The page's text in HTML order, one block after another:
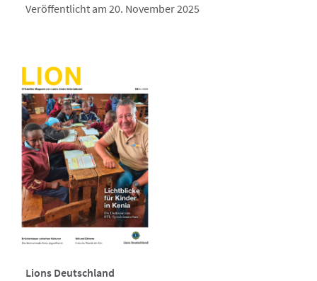
Veröffentlicht am 20. November 2025
Lions Deutschland